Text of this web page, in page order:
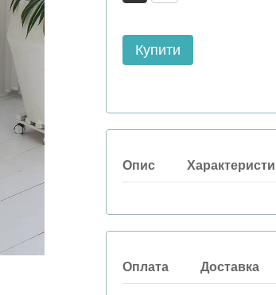
Купити
Опис
Оплата Доставка